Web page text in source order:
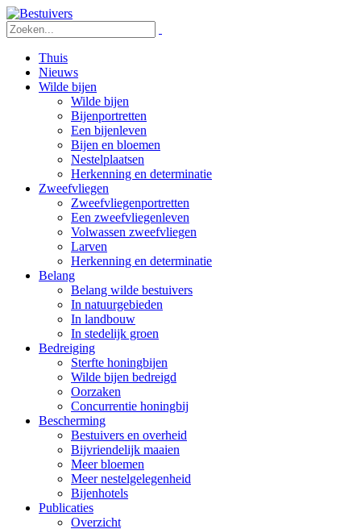
Thuis
Nieuws
Wilde bijen
Wilde bijen
Bijenportretten
Een bijenleven
Bijen en bloemen
Nestelplaatsen
Herkenning en determinatie
Zweefvliegen
Zweefvliegenportretten
Een zweefvliegenleven
Volwassen zweefvliegen
Larven
Herkenning en determinatie
Belang
Belang wilde bestuivers
In natuurgebieden
In landbouw
In stedelijk groen
Bedreiging
Sterfte honingbijen
Wilde bijen bedreigd
Oorzaken
Concurrentie honingbij
Bescherming
Bestuivers en overheid
Bijvriendelijk maaien
Meer bloemen
Meer nestelgelegenheid
Bijenhotels
Publicaties
Overzicht